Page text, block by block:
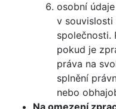
osobní
v souvislosti
společnosti.
pokud je
práva na
splnění
nebo
Na omezení